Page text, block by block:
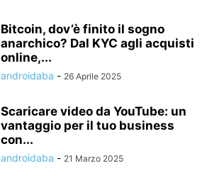
Bitcoin, dov’è finito il sogno
anarchico? Dal KYC agli acquisti
online,...
androidaba - 26 Aprile 2025
Scaricare video da YouTube: un
vantaggio per il tuo business
con...
androidaba - 21 Marzo 2025